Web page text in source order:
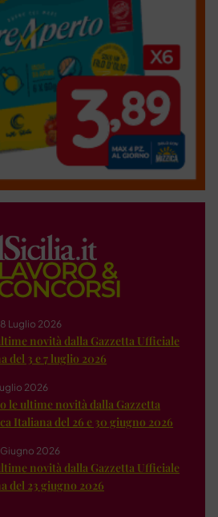
Luglio 2026
novità dalla Gazzetta Ufficiale
del 3 e 7 luglio 2026
2026
le ultime novità dalla Gazzetta
Italiana del 26 e 30 giugno 2026
2026
novità dalla Gazzetta Ufficiale
del 23 giugno 2026